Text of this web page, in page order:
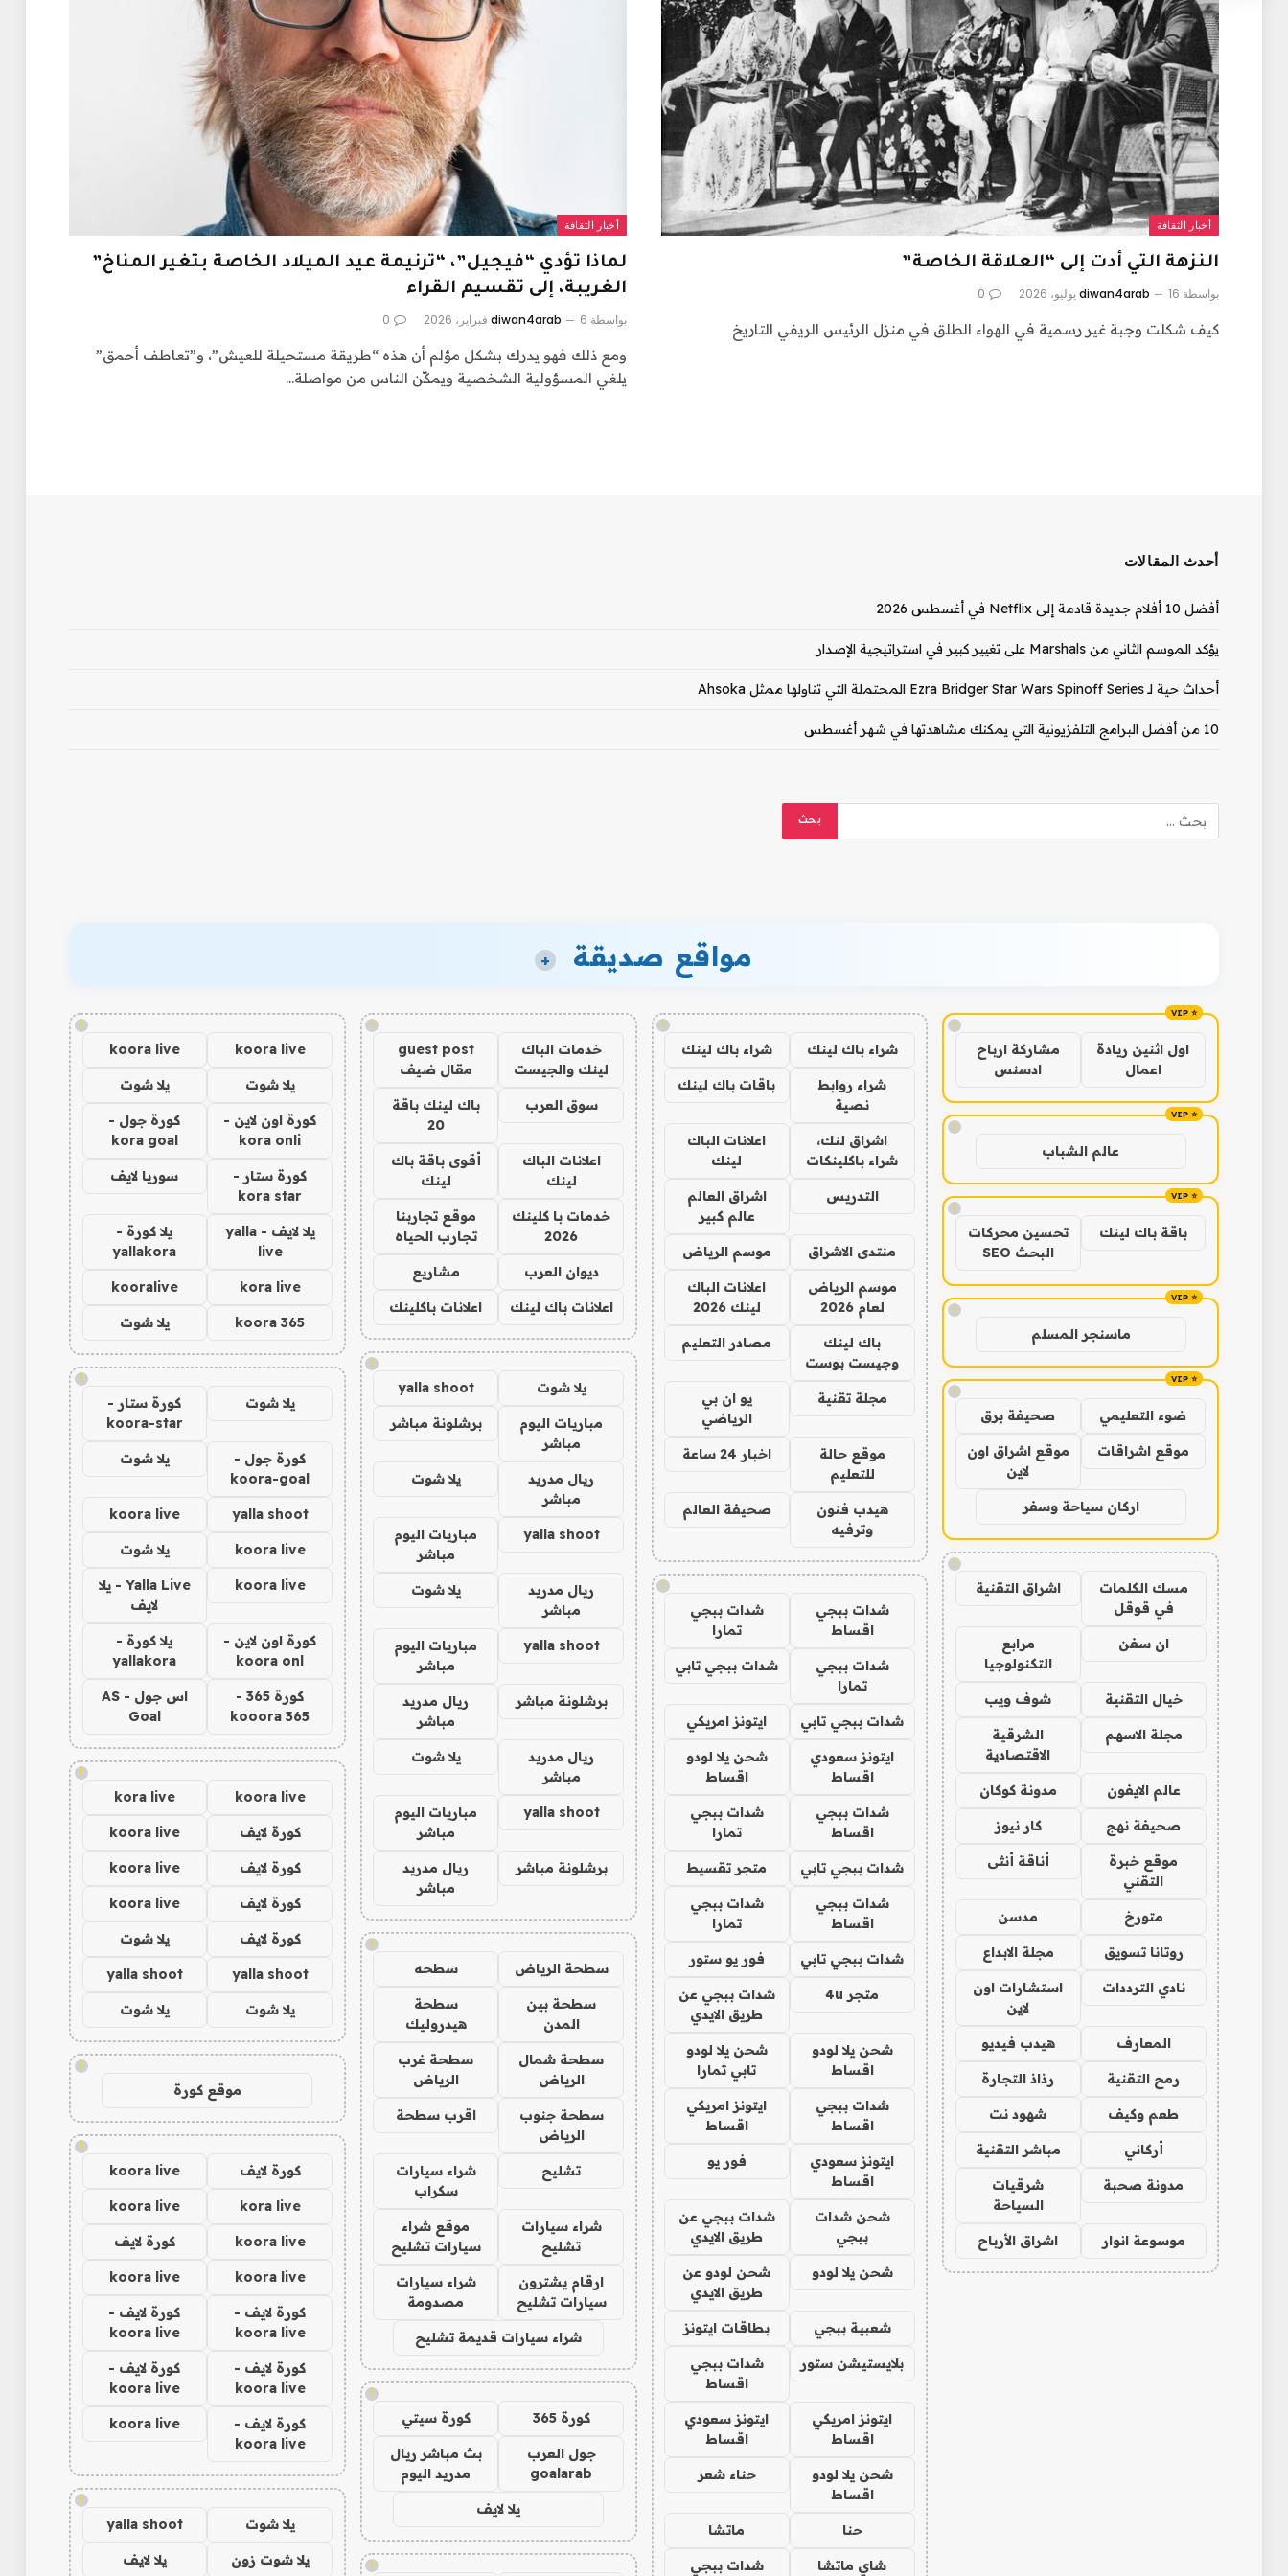
أخبار الثقافة
النزهة التي أدت إلى “العلاقة الخاصة”
بواسطة diwan4arab 16 يوليو، 2026 0
كيف شكلت وجبة غير رسمية في الهواء الطلق في منزل الرئيس الريفي التاريخ
أخبار الثقافة
لماذا تؤدي “فيجيل”، “ترنيمة عيد الميلاد الخاصة بتغير المناخ”
الغريبة، إلى تقسيم القراء
بواسطة diwan4arab 6 فبراير، 2026 0
ومع ذلك فهو يدرك بشكل مؤلم أن هذه “طريقة مستحيلة للعيش”، و”تعاطف أحمق”
يلغي المسؤولية الشخصية ويمكّن الناس من مواصلة…
أحدث المقالات
أفضل 10 أفلام جديدة قادمة إلى Netflix في أغسطس 2026
يؤكد الموسم الثاني من Marshals على تغيير كبير في استراتيجية الإصدار
أحداث حية لـ Ezra Bridger Star Wars Spinoff Series المحتملة التي تناولها ممثل Ahsoka
10 من أفضل البرامج التلفزيونية التي يمكنك مشاهدتها في شهر أغسطس
مواقع صديقة +
!
اول اثنين ريادة
اعمال
مشاركة ارباح
ادسنس
!
عالم الشباب
!
باقة باك لينك
تحسين محركات
البحث SEO
!
ماسنجر المسلم
!
ضوء التعليمي صحيفة برق
موقع اشراقات
موقع اشراق اون
لاين
اركان سياحة وسفر
!
مسك الكلمات
في قوقل
اشراق التقنية
ان سفن
مرابع
التكنولوجيا
خيال التقنية شوف ويب
مجلة الاسهم
الشرقية
الاقتصادية
عالم الايفون مدونة كوكان
صحيفة نهج كار نيوز
موقع خبرة
التقني
أناقة أنثى
متورخ مدسن
روتانا تسويق مجلة الابداع
نادي الترددات
استشارات اون
لاين
المعارف هيدب فيديو
رمح التقنية رذاذ التجارة
طعم وكيف شهود نت
أركاني مباشر التقنية
مدونة صحبة
شرقيات
السياحة
موسوعة انوار اشراق الأرباح
!
شراء باك لينك شراء باك لينك
شراء روابط
نصية
باقات باك لينك
اشراق لنك،
شراء باكلينكات
اعلانات الباك
لينك
التدريس
اشراق العالم
عالم كبير
منتدى الاشراق موسم الرياض
موسم الرياض
لعام 2026
اعلانات الباك
لينك 2026
باك لينك
وجيست بوست
مصادر التعليم
مجلة تقنية
يو ان بي
الرياضي
موقع حالة
للتعليم
اخبار 24 ساعة
هيدب فنون
وترفيه
صحيفة العالم
!
شدات ببجي
اقساط
شدات ببجي
تمارا
شدات ببجي
تمارا
شدات ببجي تابي
شدات ببجي تابي ايتونز امريكي
ايتونز سعودي
اقساط
شحن يلا لودو
اقساط
شدات ببجي
اقساط
شدات ببجي
تمارا
شدات ببجي تابي متجر تقسيط
شدات ببجي
اقساط
شدات ببجي
تمارا
شدات ببجي تابي فور يو ستور
متجر 4u
شدات ببجي عن
طريق الايدي
شحن يلا لودو
اقساط
شحن يلا لودو
تابي تمارا
شدات ببجي
اقساط
ايتونز امريكي
اقساط
ايتونز سعودي
اقساط
فور يو
شحن شدات
ببجي
شدات ببجي عن
طريق الايدي
شحن يلا لودو
شحن لودو عن
طريق الايدي
شعبية ببجي بطاقات ايتونز
بلايستيشن ستور
شدات ببجي
اقساط
ايتونز امريكي
اقساط
ايتونز سعودي
اقساط
شحن يلا لودو
اقساط
حناء شعر
حنا ماتشا
شاي ماتشا شدات ببجي
!
خدمات الباك
لينك والجيست
guest post
مقال ضيف
سوق العرب
باك لينك باقة
20
اعلانات الباك
لينك
أقوى باقة باك
لينك
خدمات با كلينك
2026
موقع تجاربنا
تجارب الحياه
ديوان العرب مشاريع
اعلانات باك لينك اعلانات باكلينك
!
يلا شوت yalla shoot
مباريات اليوم
مباشر
برشلونة مباشر
ريال مدريد
مباشر
يلا شوت
yalla shoot
مباريات اليوم
مباشر
ريال مدريد
مباشر
يلا شوت
yalla shoot
مباريات اليوم
مباشر
برشلونة مباشر
ريال مدريد
مباشر
ريال مدريد
مباشر
يلا شوت
yalla shoot
مباريات اليوم
مباشر
برشلونة مباشر
ريال مدريد
مباشر
!
سطحة الرياض سطحه
سطحة بين
المدن
سطحة
هيدروليك
سطحة شمال
الرياض
سطحة غرب
الرياض
سطحة جنوب
الرياض
اقرب سطحة
تشليح
شراء سيارات
سكراب
شراء سيارات
تشليح
موقع شراء
سيارات تشليح
ارقام يشترون
سيارات تشليح
شراء سيارات
مصدومة
شراء سيارات قديمة تشليح
!
كورة 365 كورة سيتي
جول العرب
goalarab
بث مباشر ريال
مدريد اليوم
يلا لايف
!
!
koora live
koora live
يلا شوت يلا شوت
كورة اون لاين -
kora onli
كورة جول -
kora goal
كورة ستار -
kora star
سوريا لايف
يلا لايف - yalla
live
يلا كورة -
yallakora
kora live
kooralive
koora 365 يلا شوت
!
يلا شوت
كورة ستار -
koora-star
كورة جول -
koora-goal
يلا شوت
yalla shoot
koora live
koora live يلا شوت
koora live
Yalla Live - يلا
لايف
كورة اون لاين -
koora onl
يلا كورة -
yallakora
كورة 365 -
kooora 365
اس جول - AS
Goal
!
koora live
kora live
كورة لايف koora live
كورة لايف koora live
كورة لايف koora live
كورة لايف يلا شوت
yalla shoot
yalla shoot
يلا شوت يلا شوت
!
موقع كورة
!
كورة لايف koora live
kora live
koora live
koora live كورة لايف
koora live
koora live
كورة لايف -
koora live
كورة لايف -
koora live
كورة لايف -
koora live
كورة لايف -
koora live
كورة لايف -
koora live
koora live
!
يلا شوت yalla shoot
يلا شوت زون يلا لايف